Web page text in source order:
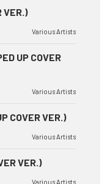
VER.)
Various Artists
UP COVER
Various Artists
COVER VER.)
Various Artists
VER.)
Various Artists